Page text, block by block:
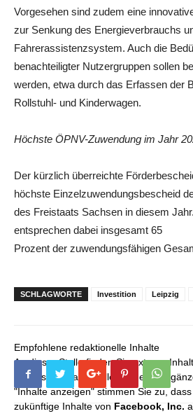
Vorgesehen sind zudem eine
zur Senkung des Energieverbrauchs
Fahrerassistenzsystem. Auch die
benachteiligter Nutzergruppen sollen
werden, etwa durch das Erfassen der
Rollstuhl- und Kinderwagen.
Höchste ÖPNV-Zuwendung im Jahr
Der kürzlich überreichte
höchste Einzelzuwendungsbescheid
des Freistaats Sachsen in diesem
entsprechen dabei insgesamt 65
Prozent der zuwendungsfähigen
SCHLAGWORTE Investition Leipzig
Empfohlene redaktionelle Inhalte
An dieser Stelle finden Sie externe
die unser redaktionelles Angebot
"Inhalte anzeigen" stimmen Sie zu,
zukünftige Inhalte von Facebook, Inc.